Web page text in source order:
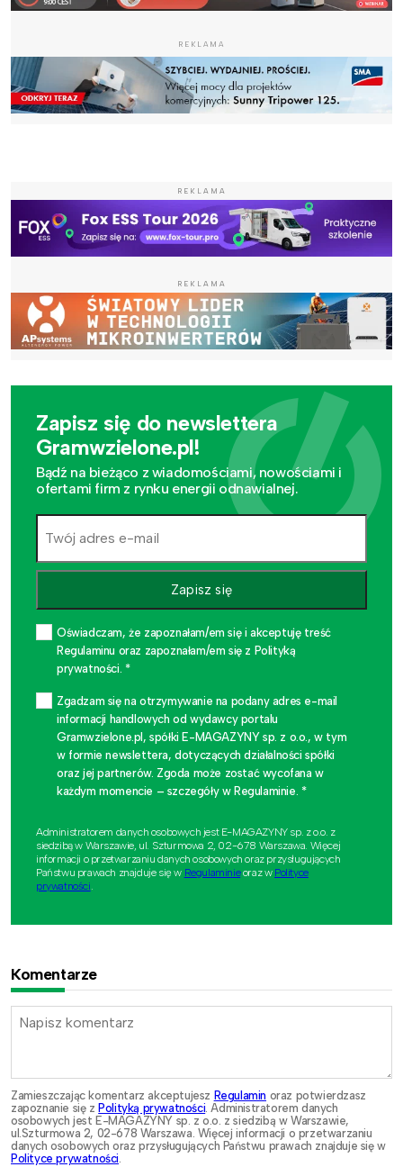
REKLAMA
REKLAMA
REKLAMA
Zapisz się do newslettera
Gramwzielone.pl!
Bądź na bieżąco z wiadomościami, nowościami i
ofertami firm z rynku energii odnawialnej.
Zapisz się
Oświadczam, że zapoznałam/em się i akceptuję treść
Regulaminu oraz zapoznałam/em się z Polityką
prywatności. *
Zgadzam się na otrzymywanie na podany adres e-mail
informacji handlowych od wydawcy portalu
Gramwzielone.pl, spółki E-MAGAZYNY sp. z o.o., w tym
w formie newslettera, dotyczących działalności spółki
oraz jej partnerów. Zgoda może zostać wycofana w
każdym momencie – szczegóły w Regulaminie. *
Administratorem danych osobowych jest E-MAGAZYNY sp. z o.o. z
siedzibą w Warszawie, ul. Szturmowa 2, 02-678 Warszawa. Więcej
informacji o przetwarzaniu danych osobowych oraz przysługujących
Państwu prawach znajduje się w Regulaminieoraz w Polityce
prywatności.
Komentarze
Zamieszczając komentarz akceptujesz Regulamin oraz potwierdzasz
zapoznanie się z Polityką prywatności. Administratorem danych
osobowych jest E-MAGAZYNY sp. z o.o. z siedzibą w Warszawie,
ul.Szturmowa 2, 02-678 Warszawa. Więcej informacji o przetwarzaniu
danych osobowych oraz przysługujących Państwu prawach znajduje się w
Polityce prywatności.